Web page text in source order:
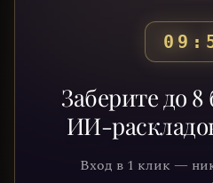
Заберите до
ИИ-
Вход в 1 клик —
Готовы
Присоединяйтесь